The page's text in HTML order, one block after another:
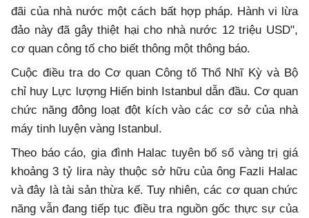
đãi của nhà nước một cách bất hợp pháp. Hành vi lừa
đảo này đã gây thiệt hại cho nhà nước 12 triệu USD",
cơ quan công tố cho biết thông một thông báo.
Cuộc điều tra do Cơ quan Công tố Thổ Nhĩ Kỳ và Bộ
chỉ huy Lực lượng Hiến binh Istanbul dẫn đầu. Cơ quan
chức năng đông loạt đột kích vào các cơ sở của nhà
máy tinh luyện vàng Istanbul.
Theo báo cáo, gia đình Halac tuyên bố số vàng trị giá
khoảng 3 tỷ lira này thuộc sở hữu của ông Fazli Halac
và đây là tài sản thừa kế. Tuy nhiên, các cơ quan chức
năng vẫn đang tiếp tục điều tra nguồn gốc thực sự của